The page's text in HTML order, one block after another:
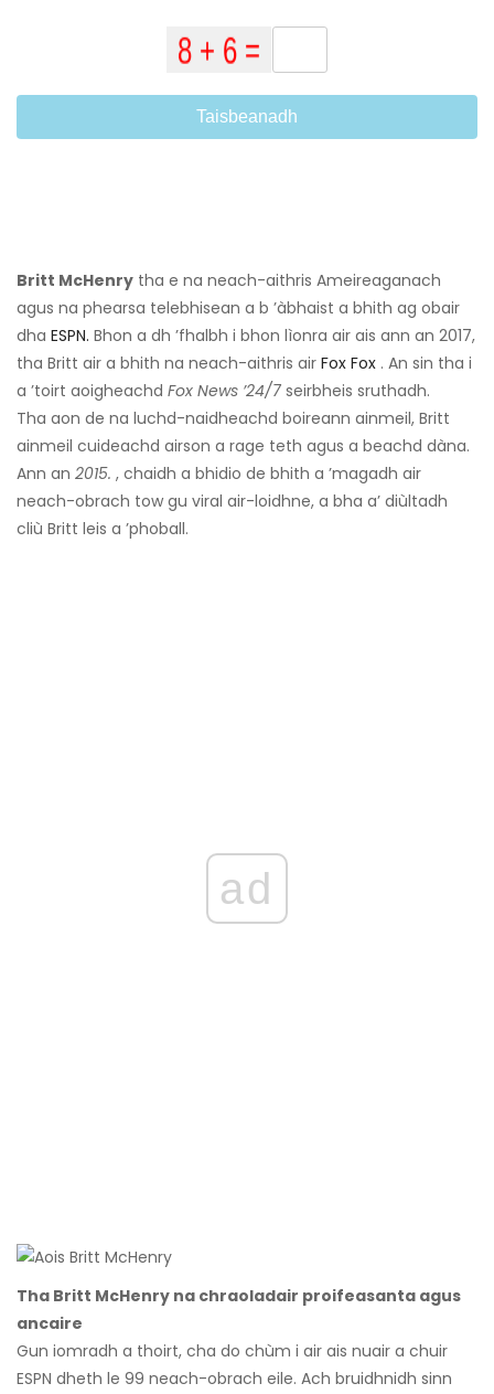
Taisbeanadh
Britt McHenry tha e na neach-aithris Ameireaganach
agus na phearsa telebhisean a b ’àbhaist a bhith ag obair
dha ESPN. Bhon a dh ’fhalbh i bhon lìonra air ais ann an 2017,
tha Britt air a bhith na neach-aithris air Fox Fox . An sin tha i
a ’toirt aoigheachd Fox News ’24/7 seirbheis sruthadh.
Tha aon de na luchd-naidheachd boireann ainmeil, Britt
ainmeil cuideachd airson a rage teth agus a beachd dàna.
Ann an 2015. , chaidh a bhidio de bhith a ’magadh air
neach-obrach tow gu viral air-loidhne, a bha a’ diùltadh
cliù Britt leis a ’phoball.
ad
Tha Britt McHenry na chraoladair proifeasanta agus
ancaire
Gun iomradh a thoirt, cha do chùm i air ais nuair a chuir
ESPN dheth le 99 neach-obrach eile. Ach bruidhnidh sinn